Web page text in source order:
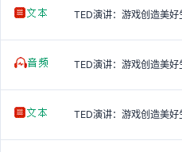
TED演讲：游戏创造美
TED演讲：游戏创造美
TED演讲：游戏创造美